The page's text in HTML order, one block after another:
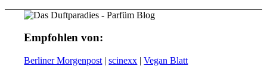
Empfohlen von:
Berliner Morgenpost | scinexx | Vegan Blatt